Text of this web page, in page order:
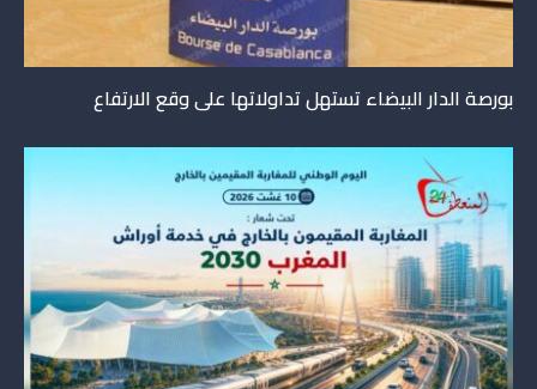
بورصة الدار البيضاء تستهل تداولاتها على وقع الارتفاع